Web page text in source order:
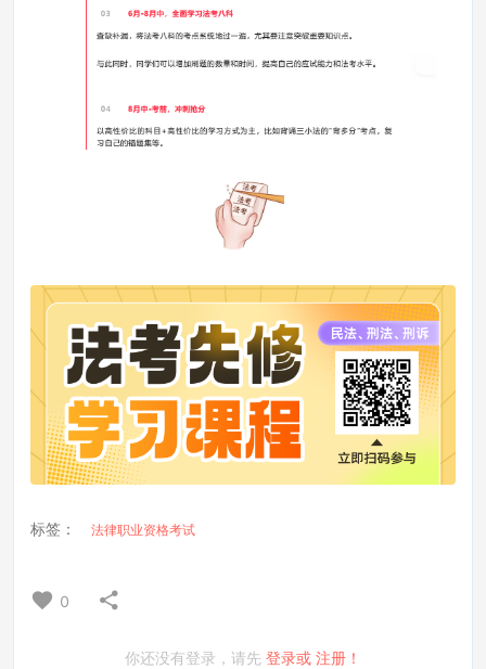
标签： 法律职业资格考试
0
你还没有登录，请先 登录或 注册！